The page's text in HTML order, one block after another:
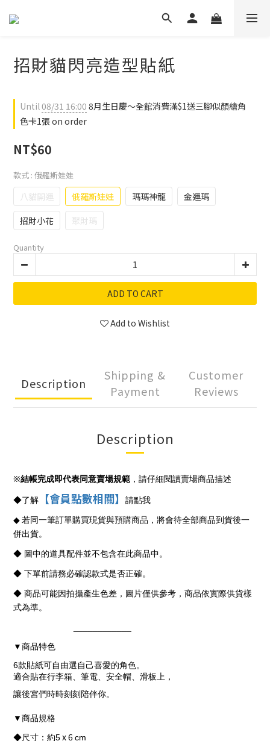
招財貓閃亮造型貼紙
Until08/31 16:00 8月生日慶～全館消費滿$1送三腳似顏繪角
色卡1張 on order
NT$60
款式 : 俄羅斯娃娃
八貓開運 俄羅斯娃娃 瑪瑪神龍
金運瑪
招財小花
聚財瑪
Quantity
ADD TO CART
Add to Wishlist
Description
Shipping &
Payment
Customer
Reviews
Description
※結帳完成即代表同意賣場規範 ，請仔細閱讀賣場商品描述
◆了解 【會員點數相關】 請點我
◆若同一筆訂單購買現貨與預購商品，將會待全部商品到貨後一
併出貨。
◆ 圖中的道具配件並不包含在此商品中。
◆ 下單前請務必確認款式是否正確。
◆ 商品可能因拍攝產生色差，圖片僅供參考，商品依實際供貨樣
式為準。
▼ 商品特色
6款貼紙可自由選自己喜愛的角色。
適合貼在行李箱、筆電、安全帽、滑板上，
讓後宮們時時刻刻陪伴你。
▼ 商品規格
◆尺寸： 約5x 6 cm